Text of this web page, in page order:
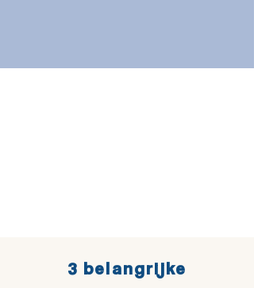
3 belangrijke